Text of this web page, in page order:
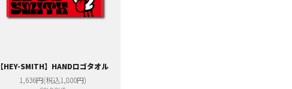
【HEY-SMITH】HANDロゴタオル
1,636円(税込1,800円)